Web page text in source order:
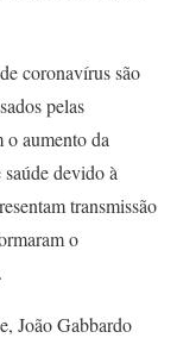
coronavírus são
pelas
o aumento da
devido à
transmissão
o
João Gabbardo